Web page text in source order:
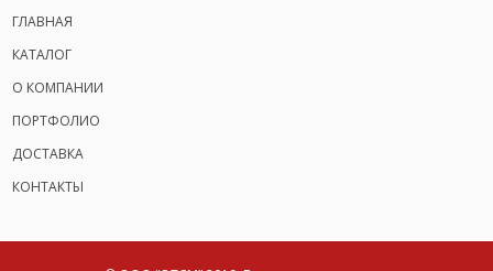
ГЛАВНАЯ
КАТАЛОГ
О КОМПАНИИ
ПОРТФОЛИО
ДОСТАВКА
КОНТАКТЫ